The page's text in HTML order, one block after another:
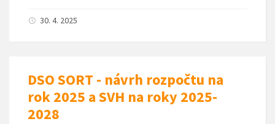
30. 4. 2025
DSO SORT - návrh rozpočtu na
rok 2025 a SVH na roky 2025-
2028